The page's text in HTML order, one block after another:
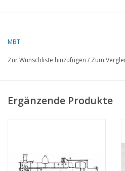
MBT
Zur Wunschliste hinzufügen / Zum
Ergänzende Produkte